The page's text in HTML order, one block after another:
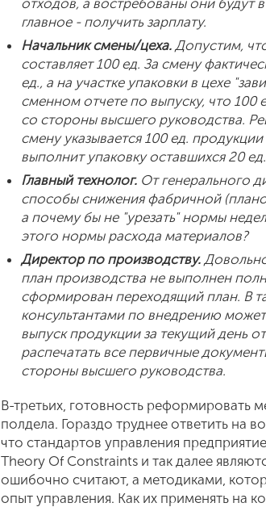
отходов, а востребованы они будут
главное - получить зарплату.
Начальник смены/цеха. Допустим,
составляет 100 ед. За смену
ед., а на участке упаковки в цехе
сменном отчете по выпуску, что 100
со стороны высшего руководства.
смену указывается 100 ед.
выполнит упаковку оставшихся 20
Главный технолог. От генерального
способы снижения фабричной
а почему бы не "урезать" нормы
этого нормы расхода материалов?
Директор по производству.
план производства не выполнен
сформирован переходящий план. В
консультантами по внедрению
выпуск продукции за текущий день
распечатать все первичные
стороны высшего руководства.
В-третьих, готовность реформировать
полдела. Гораздо труднее ответить на
что стандартов управления
Theory Of Constraints и так далее
ошибочно считают, а методиками,
опыт управления. Как их применять на